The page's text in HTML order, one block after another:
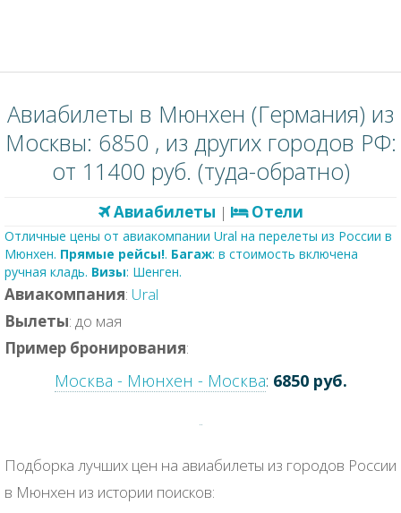
Авиабилеты в Мюнхен (Германия) из
Москвы: 6850 , из других городов РФ:
от 11400 руб. (туда-обратно)
Авиабилеты | Отели
Отличные цены от авиакомпании Ural на перелеты из России в
Мюнхен. Прямые рейсы!. Багаж: в стоимость включена
ручная кладь. Визы: Шенген.
Авиакомпания: Ural
Вылеты: до мая
Пример бронирования:
Москва - Мюнхен - Москва: 6850 руб.
Подборка лучших цен на авиабилеты из городов России
в Мюнхен из истории поисков: